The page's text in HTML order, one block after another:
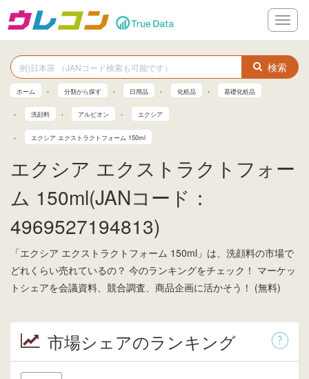
メ
ニ
ー
検索
ホーム 分類から探す 日用品 化粧品 基礎化粧品
洗顔料 アルビオン エクシア
エクシア エクストラクトフォーム 150ml
エクシア エクストラクトフォー
ム 150ml(JANコード：
4969527194813)
「エクシア エクストラクトフォーム 150ml」は、洗顔料の市場で
どれくらい売れているの？ 今のランキングをチェック！ マーケッ
トシェアを会議資料、競合調査、商品企画に活かそう！ (無料)
市場シェアのランキング